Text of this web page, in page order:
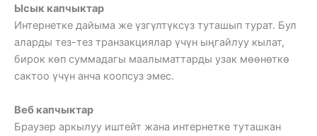
Ысык капчыктар
Интернетке дайыма же үзгүлтүксүз туташып турат. Бул
аларды тез-тез транзакциялар үчүн ыңгайлуу кылат,
бирок көп суммадагы маалыматтарды узак мөөнөткө
сактоо үчүн анча коопсуз эмес.
Веб капчыктар
Браузер аркылуу иштейт жана интернетке туташкан